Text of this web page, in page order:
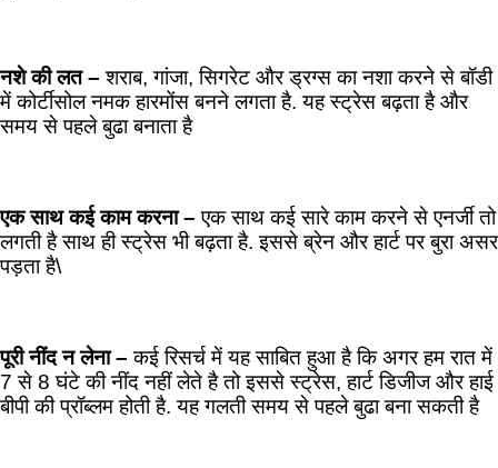
नशे की लत – शराब, गांजा, सिगरेट और ड्रग्स का नशा करने से बॉडी
में कोर्टीसोल नमक हारमोंस बनने लगता है. यह स्ट्रेस बढ़ता है और
समय से पहले बुढा बनाता है
एक साथ कई काम करना – एक साथ कई सारे काम करने से एनर्जी तो
लगती है साथ ही स्ट्रेस भी बढ़ता है. इससे ब्रेन और हार्ट पर बुरा असर
पड़ता है\
पूरी नींद न लेना – कई रिसर्च में यह साबित हुआ है कि अगर हम रात में
7 से 8 घंटे की नींद नहीं लेते है तो इससे स्ट्रेस, हार्ट डिजीज और हाई
बीपी की प्रॉब्लम होती है. यह गलती समय से पहले बुढा बना सकती है